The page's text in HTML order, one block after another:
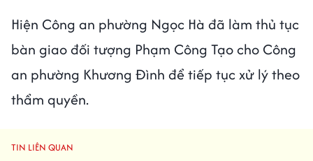
Hiện Công an phường Ngọc Hà đã làm thủ tục
bàn giao đối tượng Phạm Công Tạo cho Công
an phường Khương Đình để tiếp tục xử lý theo
thẩm quyền.
TIN LIÊN QUAN